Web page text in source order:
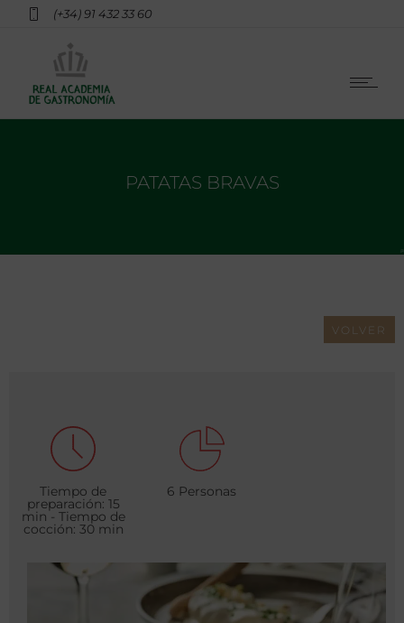
VOLVER
(+34) 91 432 33 60
PATATAS BRAVAS
Tiempo de
preparación: 15
min - Tiempo de
cocción: 30 min
6 Personas